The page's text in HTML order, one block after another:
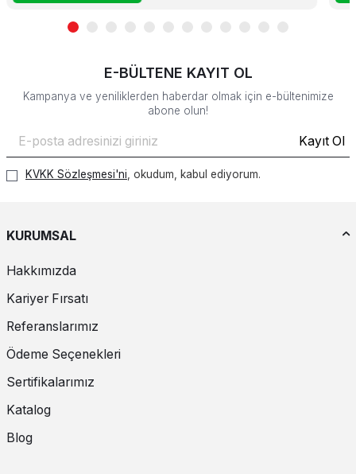
E-BÜLTENE KAYIT OL
Kampanya ve yeniliklerden haberdar olmak için e-bültenimize
abone olun!
Kayıt Ol
KVKK Sözleşmesi'ni, okudum, kabul ediyorum.
KURUMSAL
Hakkımızda
Kariyer Fırsatı
Referanslarımız
Ödeme Seçenekleri
Sertifikalarımız
Katalog
Blog